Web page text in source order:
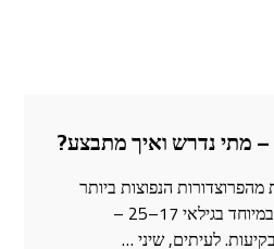
– מתי נדרש ואיך מתבצע?
הנפוצות ביותר
בתחום רפואת השיניים, במיוחד בגילאי 17–25 –
לעיתים, שיני …